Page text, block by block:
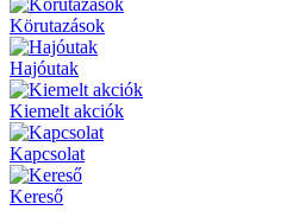
Körutazások
Hajóutak
Kiemelt akciók
Kapcsolat
Kereső